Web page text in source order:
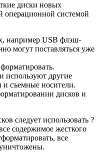
диски новых
операционной системой
например USB флэш-
могут поставляться уже
используют другие
съемные носители.
дисков и
следует использовать ?
содержимое жесткого
все